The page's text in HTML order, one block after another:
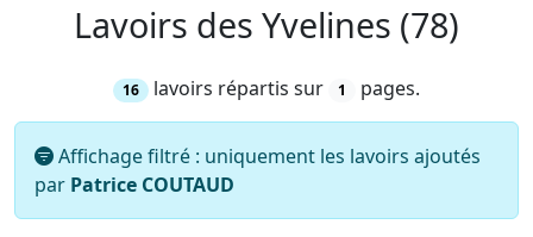
Lavoirs des Yvelines (78)
16 lavoirs répartis sur 1 pages.
Affichage filtré : uniquement les lavoirs ajoutés
par Patrice COUTAUD